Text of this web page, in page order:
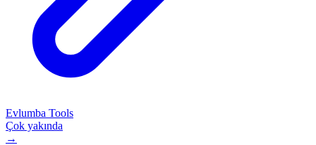
Evlumba Tools
Çok yakında
→